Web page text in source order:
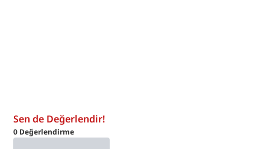
Sen de Değerlendir!
0 Değerlendirme